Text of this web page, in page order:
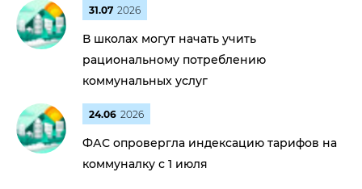
31.07 2026
В школах могут начать учить
рациональному потреблению
коммунальных услуг
24.06 2026
ФАС опровергла индексацию тарифов на
коммуналку с 1 июля